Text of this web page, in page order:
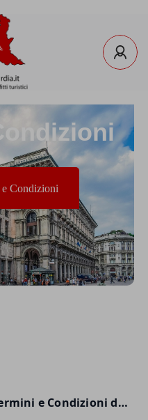
Condizioni
Network BNB Europe — Termini e Condizioni di Utilizzo